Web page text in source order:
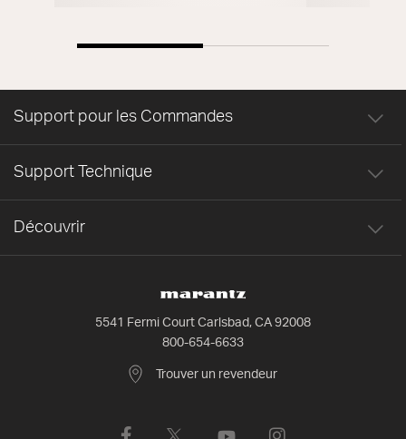
5541 Fermi Court Carlsbad, CA 92008
800-654-6633
Trouver un revendeur
Support pour les Commandes
Support Technique
Découvrir